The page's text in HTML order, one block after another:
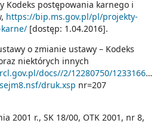
Kodeks postępowania karnego i
https://bip.ms.gov.pl/pl/projekty-
[dostęp: 1.04.2016].
o zmianie ustawy – Kodeks
niektórych innych
2/12280750/12331664/12331665/dokument204113.pdf
druk.xsp nr=207
2001 r., SK 18/00, OTK 2001, nr 8,